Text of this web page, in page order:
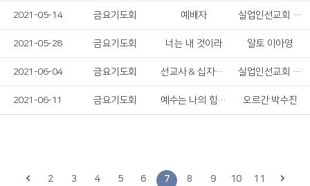
2021-05-14 금요기도회 예배자 실업인선교회 마나하임
2021-05-28 금요기도회 너는 내 것이라 알토 이아영
2021-06-04 금요기도회 선교사 & 십자가를 질 수 있나 실업인선교회 마하나임
2021-06-11 금요기도회 예수는 나의 힘이요 오르간 박수진
2 3 4 5 6 7 8 9 10 11